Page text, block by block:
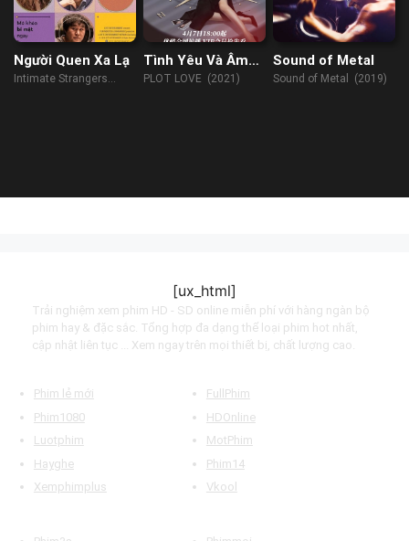
Người Quen Xa Lạ
Intimate Strangers
Tình Yêu Và Âm
Mưu
PLOT LOVE (2021)
Sound of Metal
Sound of Metal (2019)